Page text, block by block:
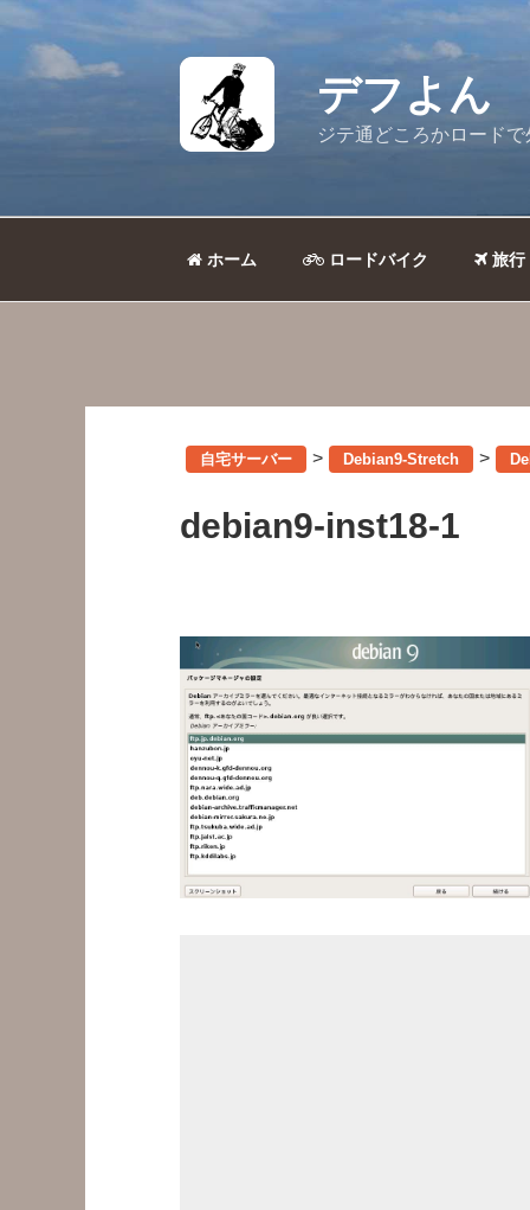
キ
デフよん
ジテ通どころかロードで
ホーム ロードバイク 旅行
自宅サーバー > Debian9-Stretch >
debian9-inst18-1